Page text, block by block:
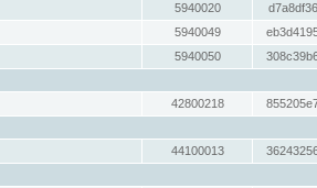
5940020
5940049
5940050
42800218
44100013